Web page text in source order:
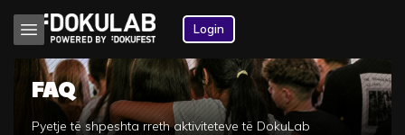
Login
FAQ
Pyetje të shpeshta rreth aktiviteteve të DokuLab